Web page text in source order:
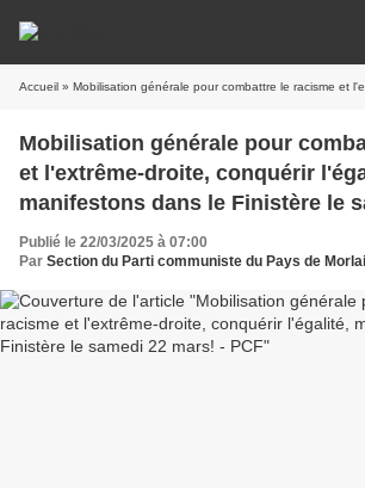
Accueil » Mobilisation générale pour combattre le racisme et l'extrême-droite, conquérir l'égalité,
Mobilisation générale pour
et l'extrême-droite, conquérir
manifestons dans le Finistère le
mars! - PCF
Publié le 22/03/2025 à 07:00
Par Section du Parti communiste du Pays de